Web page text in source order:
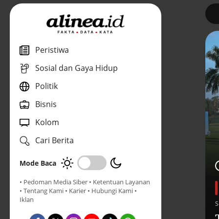
Peristiwa
Sosial dan Gaya Hidup
Politik
Bisnis
Kolom
Cari Berita
Mode Baca
• Pedoman Media Siber • Ketentuan Layanan
• Tentang Kami • Karier • Hubungi Kami •
Iklan
1